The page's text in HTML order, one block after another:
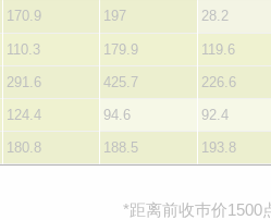
170.9 197 28.2
110.3 179.9 119.6
291.6 425.7 226.6
124.4 94.6 92.4
180.8 188.5 193.8
*距离前收巿价1500